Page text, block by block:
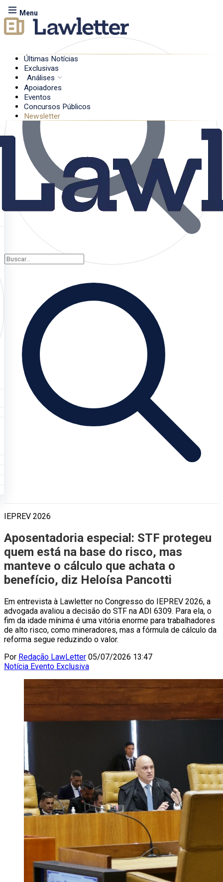
Menu
Últimas Notícias
Exclusivas
Análises
Apoiadores
Eventos
Concursos Públicos
Newsletter
IEPREV 2026
Aposentadoria especial: STF protegeu
quem está na base do risco, mas
manteve o cálculo que achata o
benefício, diz Heloísa Pancotti
Em entrevista à Lawletter no Congresso do IEPREV 2026, a
advogada avaliou a decisão do STF na ADI 6309. Para ela, o
fim da idade mínima é uma vitória enorme para trabalhadores
de alto risco, como mineradores, mas a fórmula de cálculo da
reforma segue reduzindo o valor.
Por Redação LawLetter 05/07/2026 13:47
Notícia Evento Exclusiva